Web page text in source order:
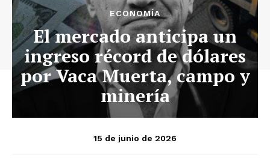
ECONOMÍA
El mercado anticipa un
ingreso récord de dólares
por Vaca Muerta, campo y
minería
15 de junio de 2026